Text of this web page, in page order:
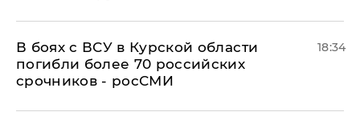
В боях с ВСУ в Курской области
погибли более 70 российских
срочников - росСМИ
18:34